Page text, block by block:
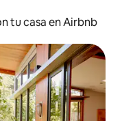
tu casa en Airbnb